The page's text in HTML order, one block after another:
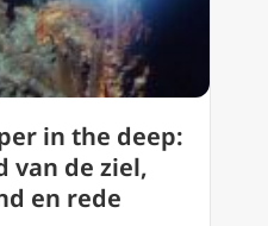
in the deep:
van de ziel,
en rede